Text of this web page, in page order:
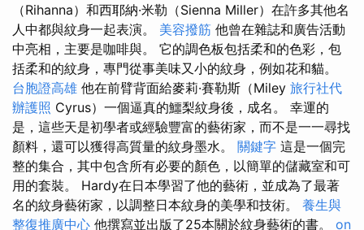
（Rihanna）和西耶納·米勒（Sienna Miller）在許多其他名
人中都與紋身一起表演。 美容撥筋 他曾在雜誌和廣告活動
中亮相，主要是咖啡與。 它的調色板包括柔和的色彩，包
括柔和的紋身，專門從事美味又小的紋身，例如花和貓。
台胞證高雄 他在前臂背面給麥莉·賽勒斯（Miley 旅行社代
辦護照 Cyrus）一個逼真的鱷梨紋身後，成名。 幸運的
是，這些天是初學者或經驗豐富的藝術家，而不是一一尋找
顏料，還可以獲得高質量的紋身墨水。 關鍵字 這是一個完
整的集合，其中包含所有必要的顏色，以簡單的儲藏室和可
用的套裝。 Hardy在日本學習了他的藝術，並成為了最著
名的紋身藝術家，以調整日本紋身的美學和技術。 養生與
整復推廣中心 他撰寫並出版了25本關於紋身藝術的書。 on